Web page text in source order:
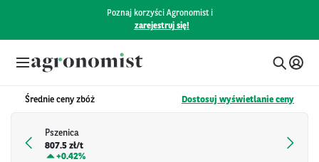
Poznaj korzyści Agronomist i
zarejestruj się!
Średnie ceny zbóż Dostosuj wyświetlanie ceny
Pszenica
807.5 zł/t
+0.42%